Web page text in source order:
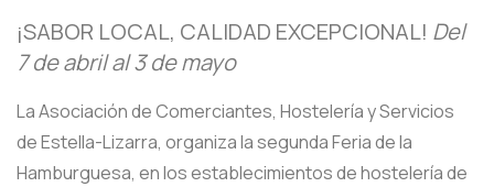
¡SABOR LOCAL, CALIDAD EXCEPCIONAL! Del
7 de abril al 3 de mayo
La Asociación de Comerciantes, Hostelería y Servicios
de Estella-Lizarra, organiza la segunda Feria de la
Hamburguesa, en los establecimientos de hostelería de